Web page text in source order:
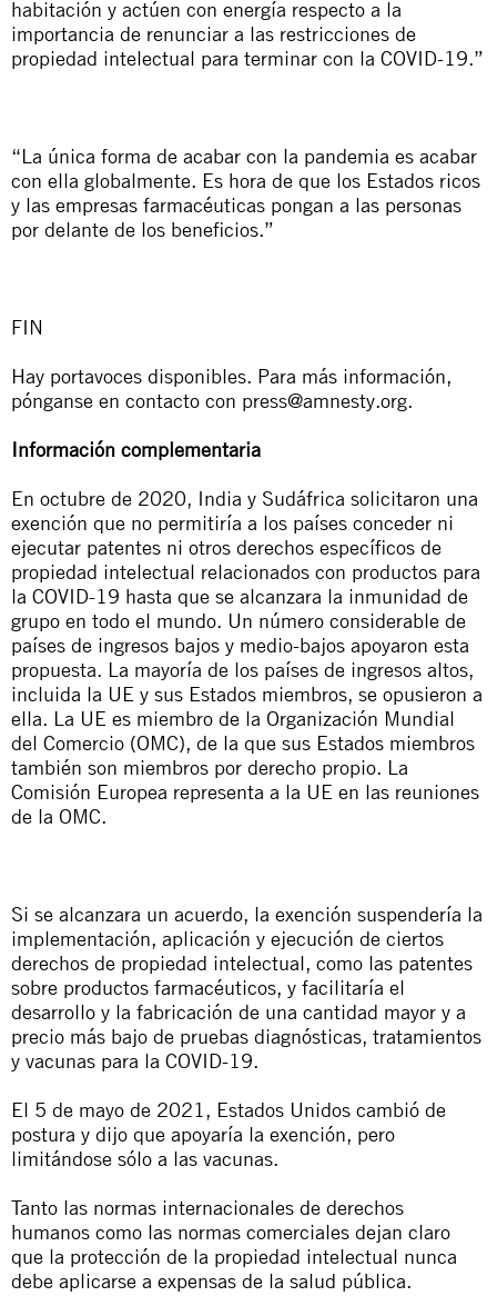
habitación y actúen con energía respecto a la
importancia de renunciar a las restricciones de
propiedad intelectual para terminar con la COVID-19.”
“La única forma de acabar con la pandemia es acabar
con ella globalmente. Es hora de que los Estados ricos
y las empresas farmacéuticas pongan a las personas
por delante de los beneficios.”
FIN
Hay portavoces disponibles. Para más información,
pónganse en contacto con press@amnesty.org.
Información complementaria
En octubre de 2020, India y Sudáfrica solicitaron una
exención que no permitiría a los países conceder ni
ejecutar patentes ni otros derechos específicos de
propiedad intelectual relacionados con productos para
la COVID-19 hasta que se alcanzara la inmunidad de
grupo en todo el mundo. Un número considerable de
países de ingresos bajos y medio-bajos apoyaron esta
propuesta. La mayoría de los países de ingresos altos,
incluida la UE y sus Estados miembros, se opusieron a
ella. La UE es miembro de la Organización Mundial
del Comercio (OMC), de la que sus Estados miembros
también son miembros por derecho propio. La
Comisión Europea representa a la UE en las reuniones
de la OMC.
Si se alcanzara un acuerdo, la exención suspendería la
implementación, aplicación y ejecución de ciertos
derechos de propiedad intelectual, como las patentes
sobre productos farmacéuticos, y facilitaría el
desarrollo y la fabricación de una cantidad mayor y a
precio más bajo de pruebas diagnósticas, tratamientos
y vacunas para la COVID-19.
El 5 de mayo de 2021, Estados Unidos cambió de
postura y dijo que apoyaría la exención, pero
limitándose sólo a las vacunas.
Tanto las normas internacionales de derechos
humanos como las normas comerciales dejan claro
que la protección de la propiedad intelectual nunca
debe aplicarse a expensas de la salud pública.